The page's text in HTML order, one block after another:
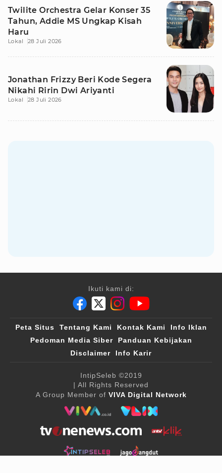
Twilite Orchestra Gelar Konser 35
Tahun, Addie MS Ungkap Kisah
Haru
Lokal 28 Juli 2026
Jonathan Frizzy Beri Kode Segera
Nikahi Ririn Dwi Ariyanti
Lokal 28 Juli 2026
Ikuti kami di:
Peta Situs Tentang Kami Kontak Kami
Info Iklan
Pedoman Media Siber
Panduan Kebijakan
Disclaimer
Info Karir
IntipSeleb ©2019
| All Rights Reserved
A Group Member of VIVA Digital Network